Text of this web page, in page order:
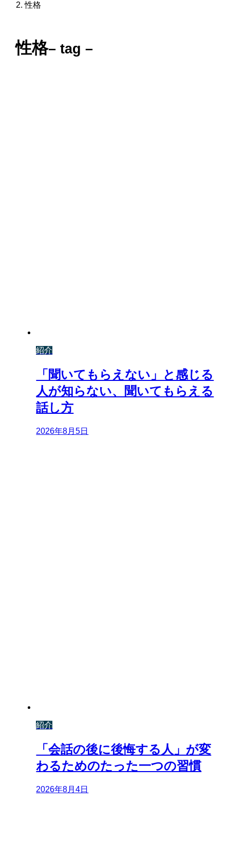
性格
性格– tag –
紹介
「聞いてもらえない」と感じる
人が知らない、聞いてもらえる
話し方
2026年8月5日
紹介
「会話の後に後悔する人」が変
わるためのたった一つの習慣
2026年8月4日